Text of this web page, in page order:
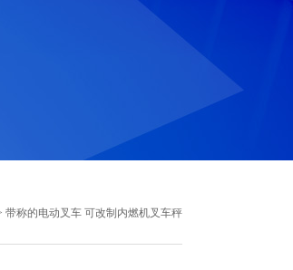
带称的电动叉车 可改制内燃机叉车秤